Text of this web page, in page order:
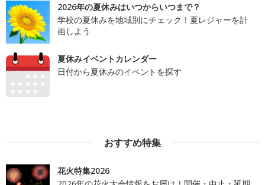
2026年の夏休みはいつからいつまで？
学校の夏休みを地域別にチェック！夏レジャーを計
画しよう
夏休みイベントカレンダー
日付から夏休みのイベントを探す
おすすめ特集
花火特集2026